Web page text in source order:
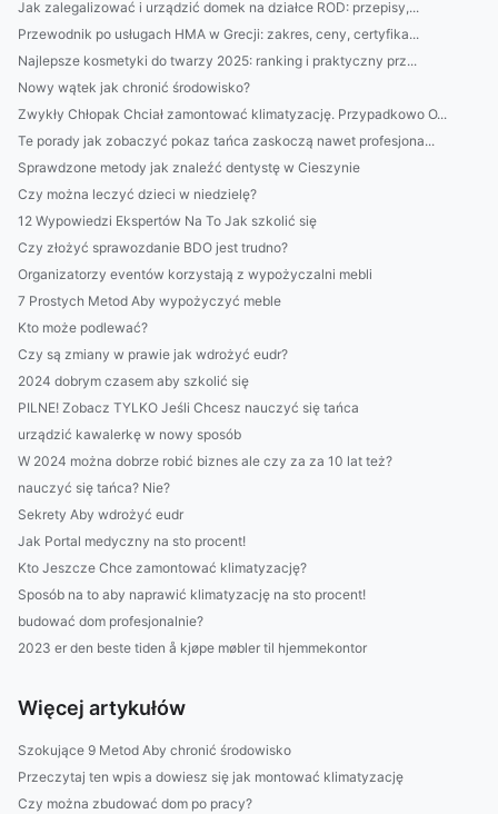
Jak zalegalizować i urządzić domek na działce ROD: przepisy,...
Przewodnik po usługach HMA w Grecji: zakres, ceny, certyfika...
Najlepsze kosmetyki do twarzy 2025: ranking i praktyczny prz...
Nowy wątek jak chronić środowisko?
Zwykły Chłopak Chciał zamontować klimatyzację. Przypadkowo O...
Te porady jak zobaczyć pokaz tańca zaskoczą nawet profesjona...
Sprawdzone metody jak znaleźć dentystę w Cieszynie
Czy można leczyć dzieci w niedzielę?
12 Wypowiedzi Ekspertów Na To Jak szkolić się
Czy złożyć sprawozdanie BDO jest trudno?
Organizatorzy eventów korzystają z wypożyczalni mebli
7 Prostych Metod Aby wypożyczyć meble
Kto może podlewać?
Czy są zmiany w prawie jak wdrożyć eudr?
2024 dobrym czasem aby szkolić się
PILNE! Zobacz TYLKO Jeśli Chcesz nauczyć się tańca
urządzić kawalerkę w nowy sposób
W 2024 można dobrze robić biznes ale czy za za 10 lat też?
nauczyć się tańca? Nie?
Sekrety Aby wdrożyć eudr
Jak Portal medyczny na sto procent!
Kto Jeszcze Chce zamontować klimatyzację?
Sposób na to aby naprawić klimatyzację na sto procent!
budować dom profesjonalnie?
2023 er den beste tiden å kjøpe møbler til hjemmekontor
Więcej artykułów
Szokujące 9 Metod Aby chronić środowisko
Przeczytaj ten wpis a dowiesz się jak montować klimatyzację
Czy można zbudować dom po pracy?